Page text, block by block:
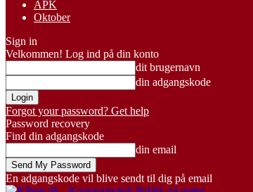
APK
Oktober
Sign in
Velkommen! Log ind på din konto
dit brugernavn
din adgangskode
Forgot your password? Get help
Password recovery
Find din adgangskode
din email
En adgangskode vil blive sendt til dig på email